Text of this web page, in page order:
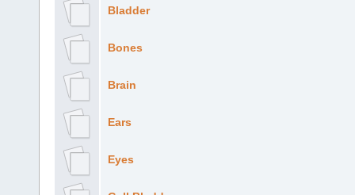
Bladder
Bones
Brain
Ears
Eyes